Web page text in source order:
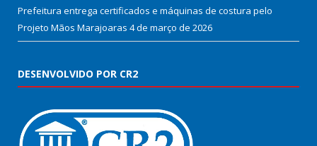
Prefeitura entrega certificados e máquinas de costura pelo
Projeto Mãos Marajoaras 4 de março de 2026
DESENVOLVIDO POR CR2